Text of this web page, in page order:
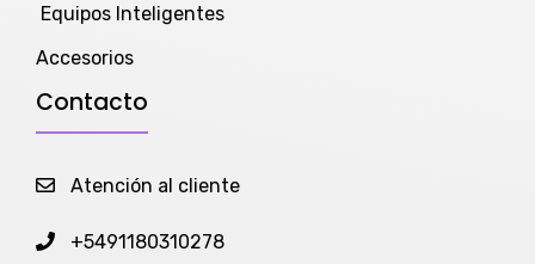
Equipos Inteligentes
Accesorios
Contacto
Atención al cliente
+5491180310278